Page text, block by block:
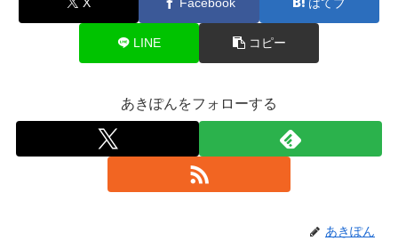
LINE コピー
あきぽんをフォローする
あきぽん